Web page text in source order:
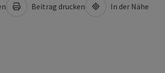
Beitrag drucken In der Nähe